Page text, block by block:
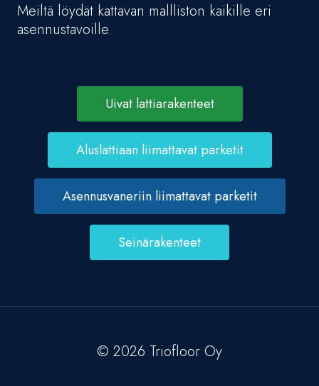
Meiltä löydät kattavan mallliston kaikille eri
asennustavoille.
Uivat lattiarakenteet
Aluslattiaan liimattavat parketit
Asennusvaneriin liimattavat parketit
Seinärakenteet
© 2026 Triofloor Oy